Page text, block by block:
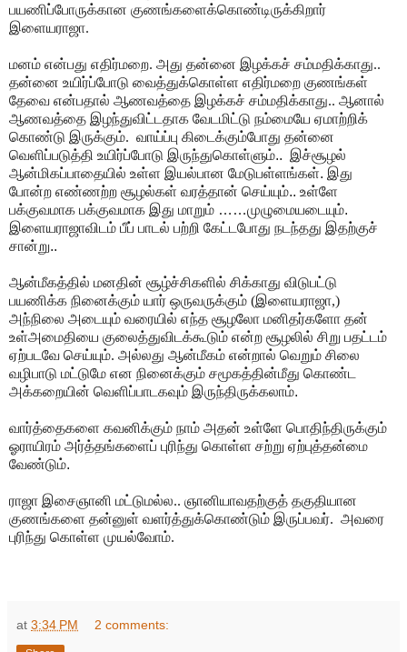
பயணிப்போருக்கான குணங்களைக்கொண்டிருக்கிறார்
இளையராஜா.
மனம் என்பது எதிர்மறை. அது தன்னை இழக்கச் சம்மதிக்காது..
தன்னை உயிர்ப்போடு வைத்துக்கொள்ள எதிர்மறை குணங்கள்
தேவை என்பதால் ஆணவத்தை இழக்கச் சம்மதிக்காது.. ஆனால்
ஆணவத்தை இழந்துவிட்டதாக வேடமிட்டு நம்மையே ஏமாற்றிக்
கொண்டு இருக்கும். வாய்ப்பு கிடைக்கும்போது தன்னை
வெளிப்படுத்தி உயிர்ப்போடு இருந்துகொள்ளும்.. இச்சூழல்
ஆன்மிகப்பாதையில் உள்ள இயல்பான மேடுபள்ளங்கள். இது
போன்ற எண்ணற்ற சூழல்கள் வரத்தான் செய்யும்.. உள்ளே
பக்குவமாக பக்குவமாக இது மாறும் ……முழுமையடையும்.
இளையராஜாவிடம் பீப் பாடல் பற்றி கேட்டபோது நடந்தது இதற்குச்
சான்று..
ஆன்மீகத்தில் மனதின் சூழ்ச்சிகளில் சிக்காது விடுபட்டு
பயணிக்க நினைக்கும் யார் ஒருவருக்கும் (இளையராஜா,)
அந்நிலை அடையும் வரையில் எந்த சூழலோ மனிதர்களோ தன்
உள்அமைதியை குலைத்துவிடக்கூடும் என்ற சூழலில் சிறு பதட்டம்
ஏற்படவே செய்யும். அல்லது ஆன்மீகம் என்றால் வெறும் சிலை
வழிபாடு மட்டுமே என நினைக்கும் சமூகத்தின்மீது கொண்ட
அக்கறையின் வெளிப்பாடகவும் இருந்திருக்கலாம்.
வார்த்தைகளை கவனிக்கும் நாம் அதன் உள்ளே பொதிந்திருக்கும்
ஓராயிரம் அர்த்தங்களைப் புரிந்து கொள்ள சற்று ஏற்புத்தன்மை
வேண்டும்.
ராஜா இசைஞானி மட்டுமல்ல.. ஞானியாவதற்குத் தகுதியான
குணங்களை தன்னுள் வளர்த்துக்கொண்டும் இருப்பவர். அவரை
புரிந்து கொள்ள முயல்வோம்.
at 3:34 PM 2 comments: